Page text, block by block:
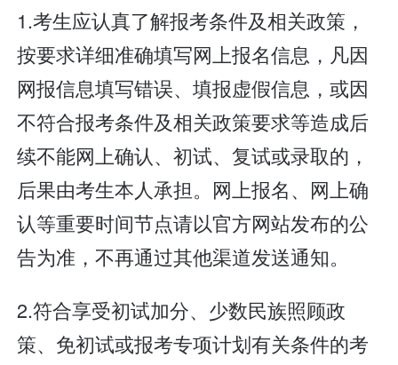
1.考生应认真了解报考条件及相关政策，
按要求详细准确填写网上报名信息，凡因
网报信息填写错误、填报虚假信息，或因
不符合报考条件及相关政策要求等造成后
续不能网上确认、初试、复试或录取的，
后果由考生本人承担。网上报名、网上确
认等重要时间节点请以官方网站发布的公
告为准，不再通过其他渠道发送通知。
2.符合享受初试加分、少数民族照顾政
策、免初试或报考专项计划有关条件的考